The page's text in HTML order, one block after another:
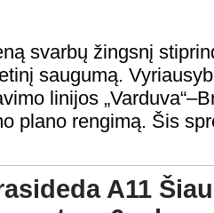
svarbų žingsnį
saugumą.
linijos
plano rengimą. Šis
A11